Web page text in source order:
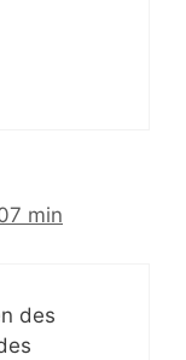
min
des